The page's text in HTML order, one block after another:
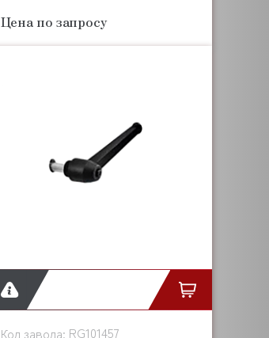
Цена по запросу
Код завода: RG101457